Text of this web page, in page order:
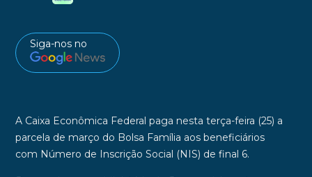
Siga-nos no
A Caixa Econômica Federal paga nesta terça-feira (25) a
parcela de março do Bolsa Família aos beneficiários
com Número de Inscrição Social (NIS) de final 6.